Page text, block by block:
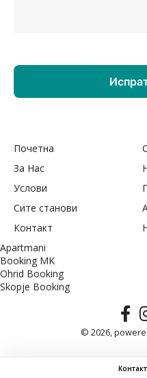
Почетна
За Нас
Услови
Сите станови
Контакт
Apartmani
Booking MK
Ohrid Booking
Skopje Booking
© 2026,